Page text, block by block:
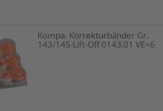
Kompa. Korrekturbänder Gr.
143/145 Lift-Off 0143.01 VE=6